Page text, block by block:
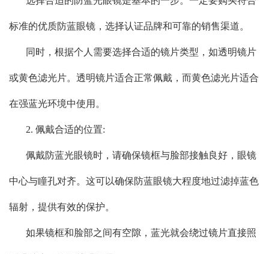
标准的优质防蓝眼镜，选择认证品牌和可靠的销售渠道。
同时，根据个人需要选择合适的镜片类型，如透明镜片
或黄色滤光片。透明镜片适合正常佩戴，而黄色滤光片适合
在强蓝光环境中使用。
2. 佩戴合适的位置:
佩戴防蓝光眼镜时，请确保镜框与脸部接触良好，眼镜
中心与瞳孔对齐。这可以确保防蓝眼镜大程度地过滤掉蓝色
辐射，提供有效的保护。
如果镜框和脸部之间有空隙，蓝光就会绕过镜片直接照